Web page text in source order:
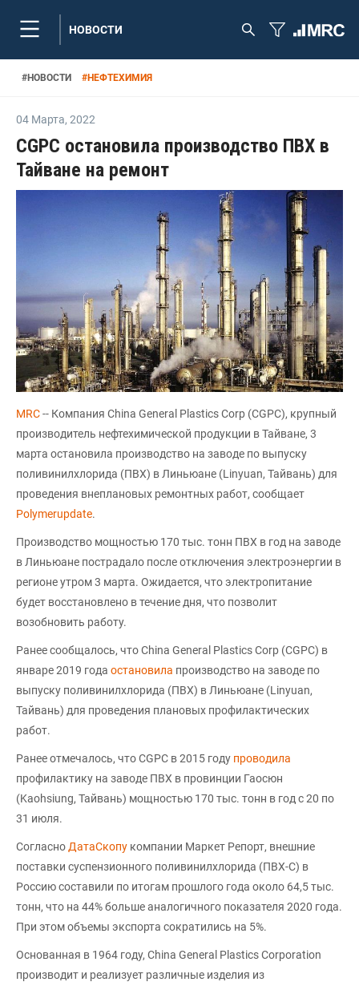
НОВОСТИ
#НОВОСТИ #НЕФТЕХИМИЯ
04 Марта, 2022
CGPC остановила производство ПВХ в
Тайване на ремонт
MRC-- Компания China General Plastics Corp (CGPC), крупный
производитель нефтехимической продукции в Тайване, 3
марта остановила производство на заводе по выпуску
поливинилхлорида (ПВХ) в Линьюане (Linyuan, Тайвань) для
проведения внеплановых ремонтных работ, сообщает
Polymerupdate.
Производство мощностью 170 тыс. тонн ПВХ в год на заводе
в Линьюане пострадало после отключения электроэнергии в
регионе утром 3 марта. Ожидается, что электропитание
будет восстановлено в течение дня, что позволит
возобновить работу.
Ранее сообщалось, что China General Plastics Corp (CGPC) в
январе 2019 года остановила производство на заводе по
выпуску поливинилхлорида (ПВХ) в Линьюане (Linyuan,
Тайвань) для проведения плановых профилактических
работ.
Ранее отмечалось, что CGPC в 2015 году проводила
профилактику на заводе ПВХ в провинции Гаосюн
(Kaohsiung, Тайвань) мощностью 170 тыс. тонн в год с 20 по
31 июля.
Согласно ДатаСкопу компании Маркет Репорт, внешние
поставки суспензионного поливинилхлорида (ПВХ-С) в
Россию составили по итогам прошлого года около 64,5 тыс.
тонн, что на 44% больше аналогичного показателя 2020 года.
При этом объемы экспорта сократились на 5%.
Основанная в 1964 году, China General Plastics Corporation
производит и реализует различные изделия из